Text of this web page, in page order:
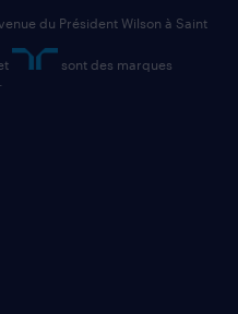
du Président Wilson à Saint
sont des marques